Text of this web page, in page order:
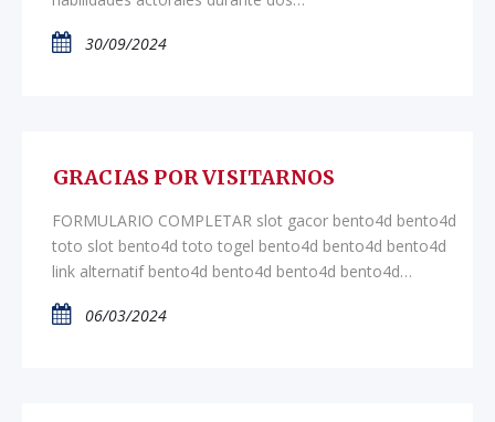
30/09/2024
GRACIAS POR VISITARNOS
06/03/2024
FORMULARIO COMPLETAR slot gacor bento4d bento4d
toto slot bento4d toto togel bento4d bento4d bento4d
link alternatif bento4d bento4d bento4d bento4d…